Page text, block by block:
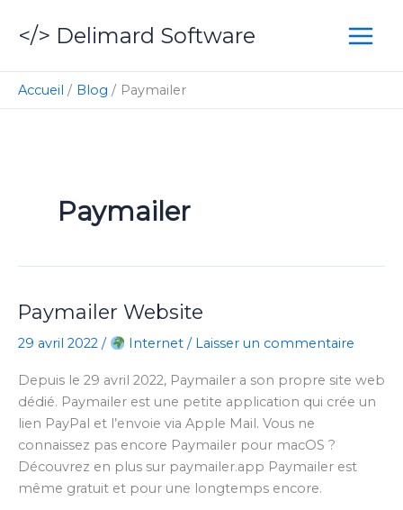
</> Delimard Software
Accueil Blog Paymailer
Paymailer
Paymailer Website
29 avril 2022 / Internet/ Laisser un commentaire
Depuis le 29 avril 2022, Paymailer a son propre site web
dédié. Paymailer est une petite application qui crée un
lien PayPal et l’envoie via Apple Mail. Vous ne
connaissez pas encore Paymailer pour macOS ?
Découvrez en plus sur paymailer.app Paymailer est
même gratuit et pour une longtemps encore.